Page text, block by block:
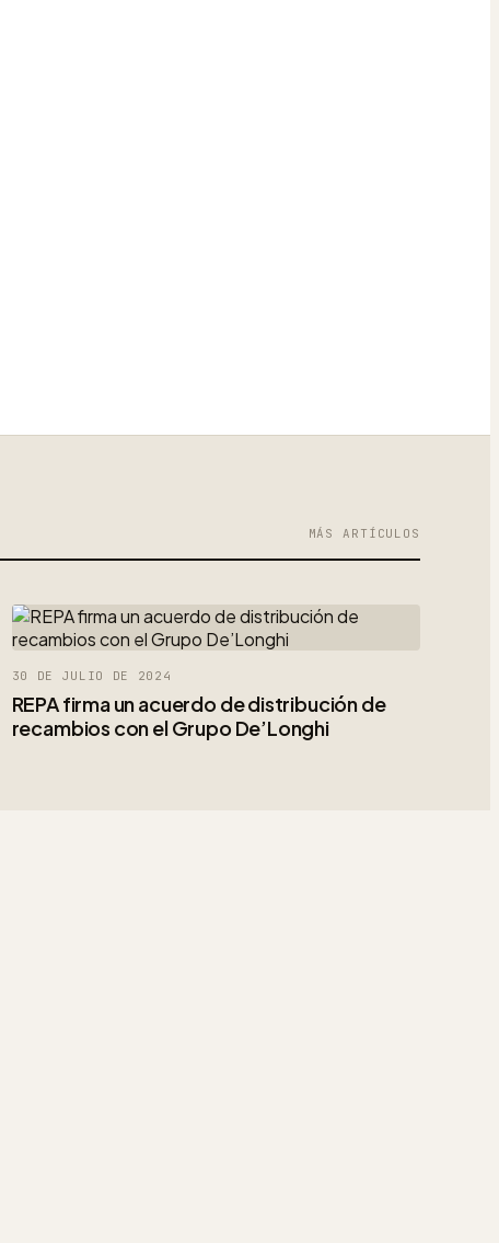
MÁS ARTÍCULOS
30 DE JULIO DE 2024
REPA firma un acuerdo de distribución de
recambios con el Grupo De’Longhi